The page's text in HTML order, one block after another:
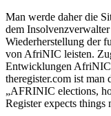
Man werde daher die
dem
Wiederherstellung der
von AfriNIC leisten.
Entwicklungen AfriNIC
theregister.com ist man
„AFRINIC elections,
Register expects